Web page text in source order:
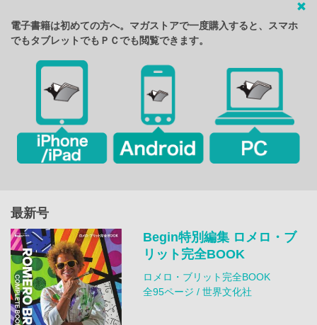
電子書籍は初めての方へ。マガストアで一度購入すると、スマホ
でもタブレットでもＰＣでも閲覧できます。
最新号
Begin特別編集 ロメロ・ブ
リット完全BOOK
ロメロ・ブリット完全BOOK
全95ページ / 世界文化社